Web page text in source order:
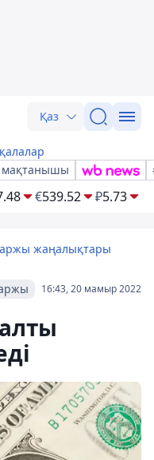
Қаз
мақтанышы
€539.52 ₽5.73
жаңалықтары
16:43, 20 мамыр 2022